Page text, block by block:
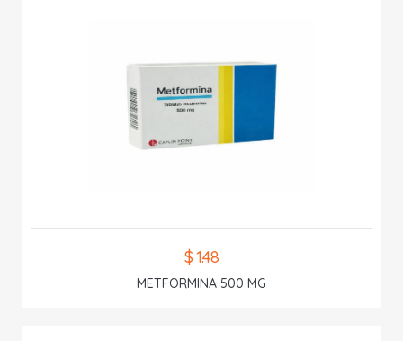
$ 1.48
METFORMINA 500 MG